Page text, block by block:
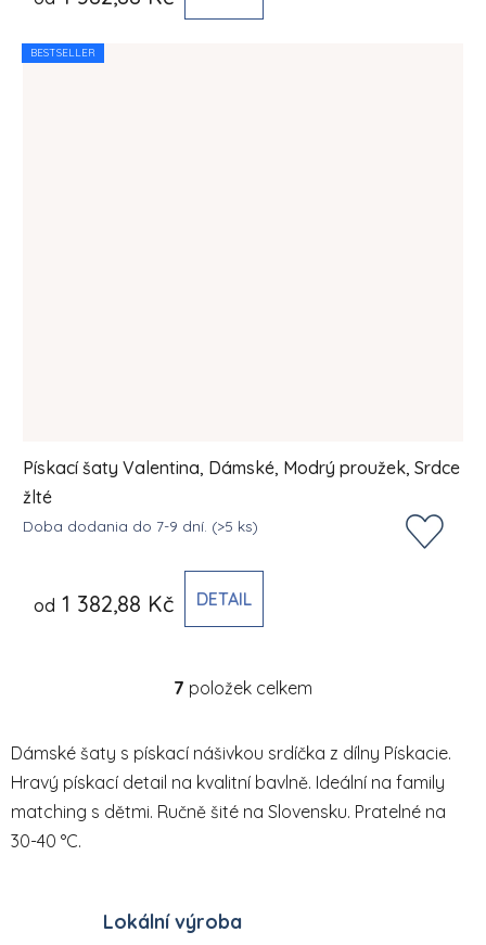
BESTSELLER
Pískací šaty Valentina, Dámské, Modrý proužek, Srdce
žlté
Doba dodania do 7-9 dní. (>5 ks)
od 1 382,88 Kč DETAIL
Ovládací prvky výpisu
7 položek celkem
Dámské šaty s pískací nášivkou srdíčka z dílny Pískacie.
Hravý pískací detail na kvalitní bavlně. Ideální na family
matching s dětmi. Ručně šité na Slovensku. Pratelné na
30-40 °C.
Lokální výroba